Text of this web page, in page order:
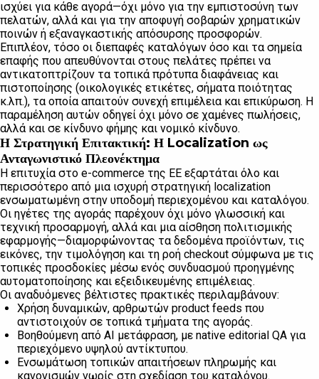
ισχύει για κάθε αγορά—όχι μόνο για την εμπιστοσύνη των
πελατών, αλλά και για την αποφυγή σοβαρών χρηματικών
ποινών ή εξαναγκαστικής απόσυρσης προσφορών.
Επιπλέον, τόσο οι διεπαφές καταλόγων όσο και τα σημεία
επαφής που απευθύνονται στους πελάτες πρέπει να
αντικατοπτρίζουν τα τοπικά πρότυπα διαφάνειας και
πιστοποίησης (οικολογικές ετικέτες, σήματα ποιότητας
κ.λπ.), τα οποία απαιτούν συνεχή επιμέλεια και επικύρωση. Η
παραμέληση αυτών οδηγεί όχι μόνο σε χαμένες πωλήσεις,
αλλά και σε κίνδυνο φήμης και νομικό κίνδυνο.
Η Στρατηγική Επιτακτική: Η Localization ως
Ανταγωνιστικό Πλεονέκτημα
Η επιτυχία στο e-commerce της ΕΕ εξαρτάται όλο και
περισσότερο από μια ισχυρή στρατηγική localization
ενσωματωμένη στην υποδομή περιεχομένου και καταλόγου.
Οι ηγέτες της αγοράς παρέχουν όχι μόνο γλωσσική και
τεχνική προσαρμογή, αλλά και μια αίσθηση πολιτισμικής
εφαρμογής—διαμορφώνοντας τα δεδομένα προϊόντων, τις
εικόνες, την τιμολόγηση και τη ροή checkout σύμφωνα με τις
τοπικές προσδοκίες μέσω ενός συνδυασμού προηγμένης
αυτοματοποίησης και εξειδικευμένης επιμέλειας.
Οι αναδυόμενες βέλτιστες πρακτικές περιλαμβάνουν:
Χρήση δυναμικών, αρθρωτών product feeds που
αντιστοιχούν σε τοπικά τμήματα της αγοράς.
Βοηθούμενη από AI μετάφραση, με native editorial QA για
περιεχόμενο υψηλού αντίκτυπου.
Ενσωμάτωση τοπικών απαιτήσεων πληρωμής και
κανονισμών νωρίς στη σχεδίαση του καταλόγου.